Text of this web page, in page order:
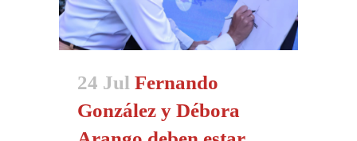
24 Jul Fernando
González y Débora